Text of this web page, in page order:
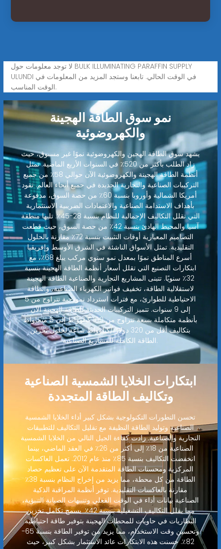
لا توجد معلومات حول BULK ILLUMINATING PARAFFIN SUPPLY
ULUNDI في الوقت الحالي. تابعنا وستجد المزيد من المعلومات في
الوقت المناسب.
نمو سوق الطاقة الهجينة
والكهروضوئية
يشهد سوق الطاقة الهجين والكهروضوئية نموًا غير مسبوق، حيث
زاد الطلب بأكثر من 520٪ في السنوات الأربع الماضية. تمثل
أنظمة الطاقة الهجينة والكهروضوئية الآن حوالي 58٪ من جميع
التركيبات الصناعية والتجارية الجديدة في جميع أنحاء العالم. تقود
أمريكا الشمالية وأوروبا بنسبة 60٪ من حصة السوق، مدفوعة
بأهداف الاستدامة الصناعية والاعتمادات الضريبية الاستثمارية
التي تقلل التكاليف الإجمالية للنظام بنسبة 28-45٪. تليها منطقة
آسيا والمحيط الهادئ بنسبة 42٪ من حصة السوق، حيث قطعت
التصاميم المعيارية أوقات التثبيت بنسبة 72٪ مقارنة بالحلول
التقليدية. تمثل الأسواق الناشئة في الشرق الأوسط وإفريقيا
أسرع المناطق نموًا بمعدل نمو سنوي مركب يبلغ 68٪، مع
ابتكارات التصنيع التي تقلل أسعار أنظمة الطاقة الهجينة بنسبة
32٪ سنويًا. تتبنى المشاريع التجارية والصناعية الطاقة الهجينة
لاستقلالية الطاقة، تخفيف فواتير الكهرباء الصناعية، والطاقة
الاحتياطية للطوارئ، مع فترات استرداد نموذجية تتراوح من 5
إلى 9 سنوات. تتميز التركيبات الحديثة للطاقة الهجينة الآن
بأنظمة متكاملة بسعة تتراوح من 100 كيلوواط إلى 5 ميجاواط
بتكاليف أقل من 320 دولارًا/كيلوواط ساعة لحلول تخزين
الطاقة الكاملة للمشاريع الصناعية.
ابتكارات الخلايا الشمسية الصناعية
وتكاليف الطاقة المتجددة
تحسن التطورات التكنولوجية بشكل كبير أداء الخلايا الشمسية
الصناعية وتوليد الطاقة النظيفة مع تقليل التكاليف للتطبيقات
التجارية والصناعية. زادت كفاءة الجيل التالي من الخلايا الشمسية
الصناعية من 18٪ إلى أكثر من 26٪ في العقد الماضي، بينما
انخفضت التكاليف بنسبة 85٪ منذ عام 2012. تعمل العاكسات
المركزية ومحسنات الطاقة المتقدمة الآن على تعظيم حصاد
الطاقة من كل محطة، مما يزيد من إخراج النظام بنسبة 38٪
مقارنة بالعاكسات التقليدية. توفر أنظمة المراقبة الذكية
الصناعية بيانات أداء في الوقت الفعلي وتنبيهات الصيانة التنبؤية،
مما يقلل التكاليف التشغيلية بنسبة 42٪. يسمح تكامل تخزين
البطاريات في حاويات للمحطات الهجينة بتوفير طاقة احتياطية
وتحسين وقت الاستخدام، مما يزيد من توفير الطاقة بنسبة 65-
82٪. حسنت هذه الابتكارات عائد الاستثمار بشكل كبير، حيث